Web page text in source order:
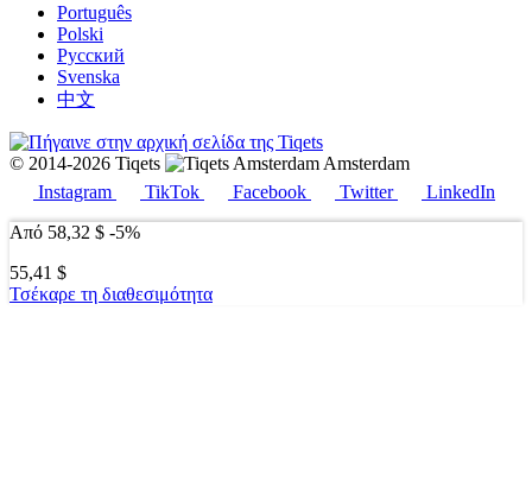
Português
Polski
Русский
Svenska
中文
© 2014-2026 Tiqets
Amsterdam
Instagram
TikTok Facebook Twitter
LinkedIn
Από 58,32 $ -5%
55,41 $
Τσέκαρε τη διαθεσιμότητα